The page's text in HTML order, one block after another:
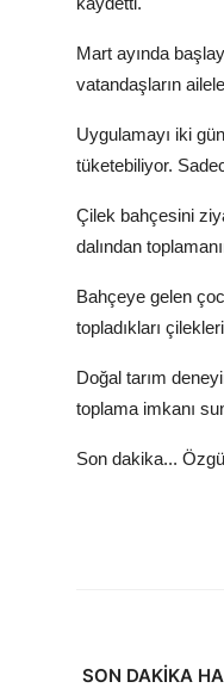
Mart ayında
vatandaşların
Uygulamayı iki
tüketebiliyor.
Çilek bahçesini
dalından
Bahçeye gelen
topladıkları
Doğal tarım
toplama imkanı
Son dakika...
SON DAKİKA